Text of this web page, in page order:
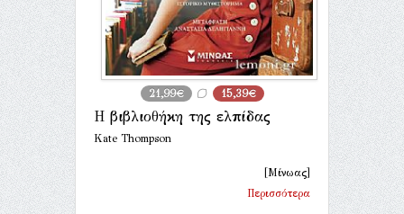
21,99€ 15,39€
Η βιβλιοθήκη της ελπίδας
Kate Thompson
[Μίνωας]
Περισσότερα